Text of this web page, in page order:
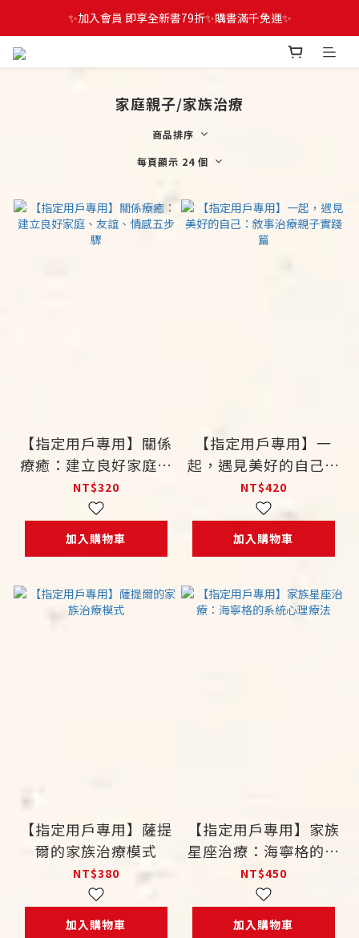
✨加入會員 即享全新書79折✨購書滿千免運✨
家庭親子/家族治療
商品排序
每頁顯示 24 個
【指定用戶專用】關係
療癒：建立良好家庭、
友誼、情感五步驟
NT$320
加入購物車
【指定用戶專用】一
起，遇見美好的自己：
敘事治療親子實踐篇
NT$420
加入購物車
【指定用戶專用】薩提
爾的家族治療模式
NT$380
加入購物車
【指定用戶專用】家族
星座治療：海寧格的系
統心理療法
NT$450
加入購物車